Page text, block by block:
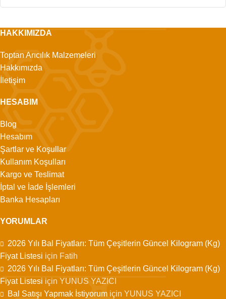
HAKKIMIZDA
Toptan Arıcılık Malzemeleri
Hakkımızda
İletişim
HESABIM
Blog
Hesabım
Şartlar ve Koşullar
Kullanım Koşulları
Kargo ve Teslimat
İptal ve İade İşlemleri
Banka Hesapları
YORUMLAR
2026 Yılı Bal Fiyatları: Tüm Çeşitlerin Güncel Kilogram (Kg)
Fiyat Listesi için Fatih
2026 Yılı Bal Fiyatları: Tüm Çeşitlerin Güncel Kilogram (Kg)
Fiyat Listesi için YUNUS YAZICI
Bal Satışı Yapmak İstiyorum için YUNUS YAZICI